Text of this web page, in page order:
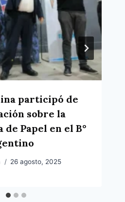
participó de
sobre la
de Papel en el B°
26 agosto, 2025